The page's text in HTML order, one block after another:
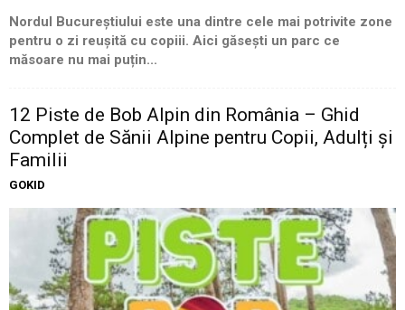
Nordul Bucureștiului este una dintre cele mai potrivite zone
pentru o zi reușită cu copiii. Aici găsești un parc ce
măsoare nu mai puțin...
12 Piste de Bob Alpin din România – Ghid
Complet de Sănii Alpine pentru Copii, Adulți și
Familii
GOKID